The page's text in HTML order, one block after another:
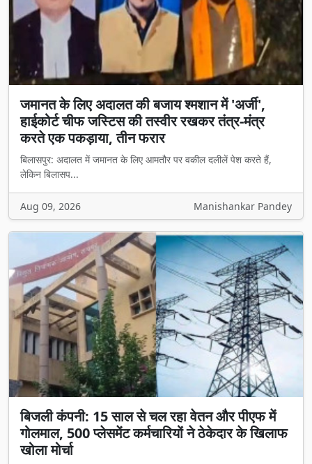
जमानत के लिए अदालत की बजाय श्मशान में 'अर्जी',
हाईकोर्ट चीफ जस्टिस की तस्वीर रखकर तंत्र-मंत्र
करते एक पकड़ाया, तीन फरार
बिलासपुर: अदालत में जमानत के लिए आमतौर पर वकील दलीलें पेश करते हैं,
लेकिन बिलासप...
Aug 09, 2026 Manishankar Pandey
बिजली कंपनी: 15 साल से चल रहा वेतन और पीएफ में
गोलमाल, 500 प्लेसमेंट कर्मचारियों ने ठेकेदार के खिलाफ
खोला मोर्चा